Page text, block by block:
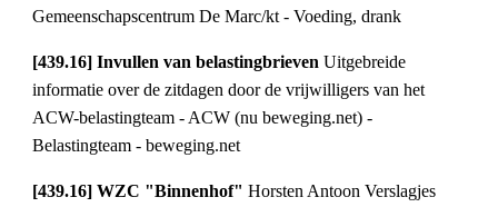
Gemeenschapscentrum De Marc/kt - Voeding, drank
[439.16] Invullen van belastingbrieven Uitgebreide
informatie over de zitdagen door de vrijwilligers van het
ACW-belastingteam - ACW (nu beweging.net) -
Belastingteam - beweging.net
[439.16] WZC "Binnenhof" Horsten Antoon Verslagjes